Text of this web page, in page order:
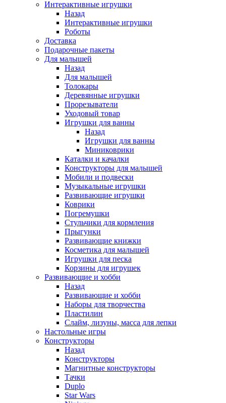
Интерактивные игрушки
Назад
Интерактивные игрушки
Роботы
Доставка
Подарочные пакеты
Для малышей
Назад
Для малышей
Толокары
Деревянные игрушки
Прорезыватели
Уходовый товар
Игрушки для ванны
Назад
Игрушки для ванны
Миниковрики
Каталки и качалки
Конструкторы для малышей
Мобили и подвески
Музыкальные игрушки
Развивающие игрушки
Коврики
Погремушки
Стульчики для кормления
Прыгунки
Развивающие книжки
Косметика для малышей
Игрушки для песка
Корзины для игрушек
Развивающие и хобби
Назад
Развивающие и хобби
Наборы для творчества
Пластилин
Слайм, лизуны, масса для лепки
Настольные игры
Конструкторы
Назад
Конструкторы
Магнитные конструкторы
Тачки
Duplo
Star Wars